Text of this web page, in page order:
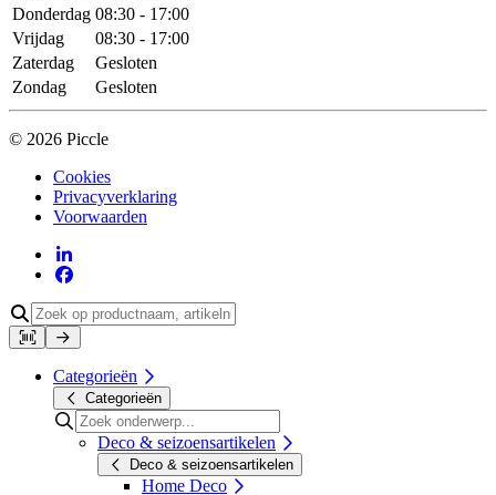
Donderdag 08:30 - 17:00
Vrijdag
08:30 - 17:00
Zaterdag
Gesloten
Zondag
Gesloten
© 2026 Piccle
Cookies
Privacyverklaring
Voorwaarden
Categorieën
Categorieën
Deco & seizoensartikelen
Deco & seizoensartikelen
Home Deco